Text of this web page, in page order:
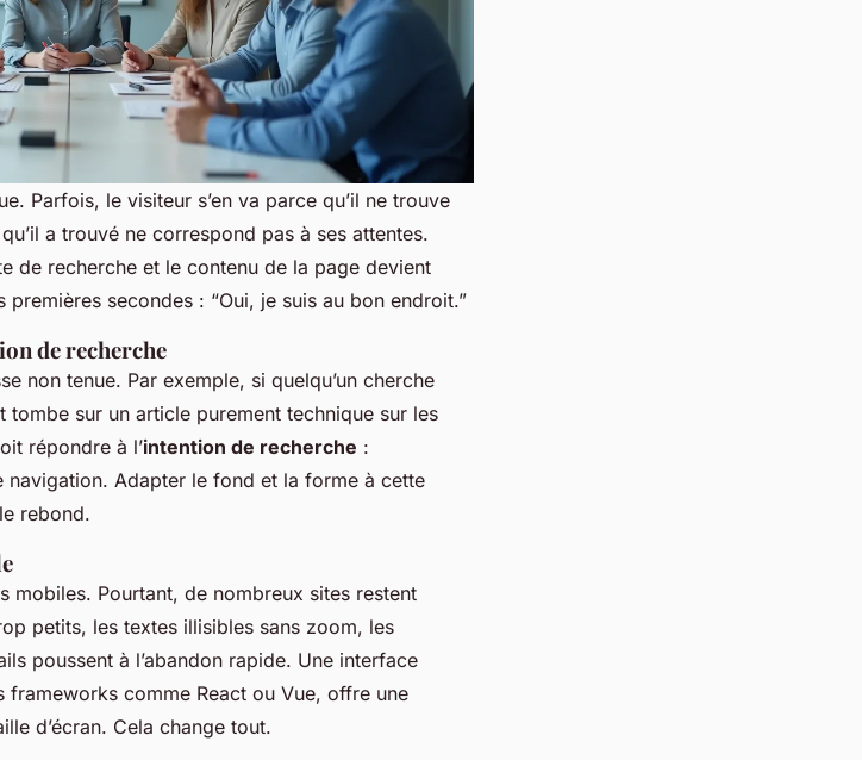
Parfois, le visiteur s’en va parce qu’il ne trouve
a trouvé ne correspond pas à ses attentes.
de recherche et le contenu de la page devient
secondes : “Oui, je suis au bon endroit.”
de recherche
non tenue. Par exemple, si quelqu’un cherche
tombe sur un article purement technique sur les
répondre à l’intention de recherche :
Adapter le fond et la forme à cette
rebond.
mobiles. Pourtant, de nombreux sites restent
petits, les textes illisibles sans zoom, les
poussent à l’abandon rapide. Une interface
comme React ou Vue, offre une
d’écran. Cela change tout.